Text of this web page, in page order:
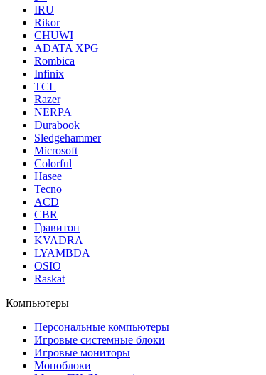
IRU
Rikor
CHUWI
ADATA XPG
Rombica
Infinix
TCL
Razer
NERPA
Durabook
Sledgehammer
Microsoft
Colorful
Hasee
Tecno
ACD
CBR
Гравитон
KVADRA
LYAMBDA
OSIO
Raskat
Компьютеры
Персональные компьютеры
Игровые системные блоки
Игровые мониторы
Моноблоки